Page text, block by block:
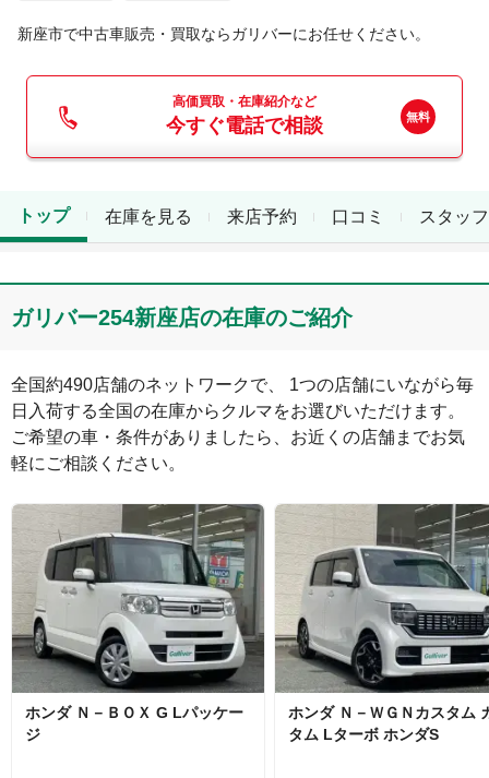
新座市で中古車販売・買取ならガリバーにお任せください。
高価買取・在庫紹介など
今すぐ電話で相談
トップ 在庫を見る 来店予約 口コミ スタッフ
ガリバー254新座店の在庫のご紹介
全国約490店舗のネットワークで、 1つの店舗にいながら毎
日入荷する全国の在庫からクルマをお選びいただけます。
ご希望の車・条件がありましたら、お近くの店舗までお気
軽にご相談ください。
ホンダ Ｎ－ＢＯＸ G Lパッケー
ジ
ホンダ Ｎ－ＷＧＮカスタム
タム Lターボ ホンダS